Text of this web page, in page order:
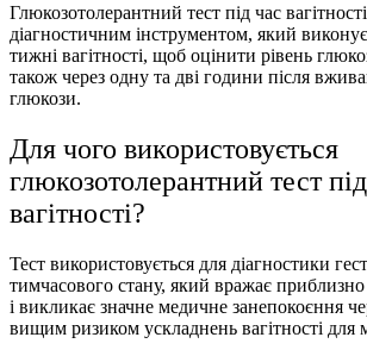
Глюкозотолерантний тест під час
діагностичним інструментом, який
тижні вагітності, щоб оцінити рівень
також через одну та дві години після
глюкози.
Для чого використовується
глюкозотолерантний тест
вагітності?
Тест використовується для діагностики
тимчасового стану, який вражає
і викликає значне медичне занепокоєння
вищим ризиком ускладнень вагітності для